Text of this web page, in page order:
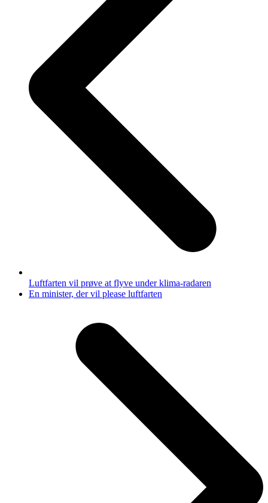
Luftfarten vil prøve at flyve under klima-radaren
next
En minister, der vil please luftfarten